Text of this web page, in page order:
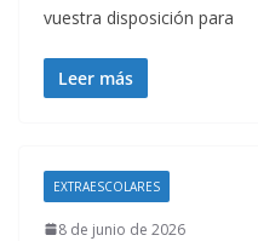
vuestra disposición para
Leer más
EXTRAESCOLARES
8 de junio de 2026